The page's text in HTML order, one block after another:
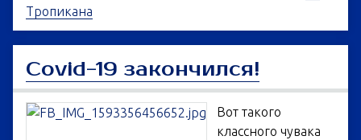
Тропикана
Covid-19 закончился!
Вот такого
классного чувака